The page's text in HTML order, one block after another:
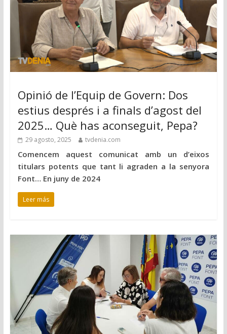
Opinió de l’Equip de Govern: Dos
estius després i a finals d’agost del
2025… Què has aconseguit, Pepa?
29 agosto, 2025 tvdenia.com
Comencem aquest comunicat amb un d’eixos
titulars potents que tant li agraden a la senyora
Font… En juny de 2024
Leer más